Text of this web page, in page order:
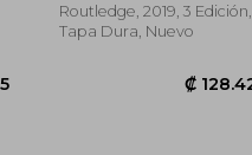
Routledge, 2019, 3 Edición,
Tapa Dura, Nuevo